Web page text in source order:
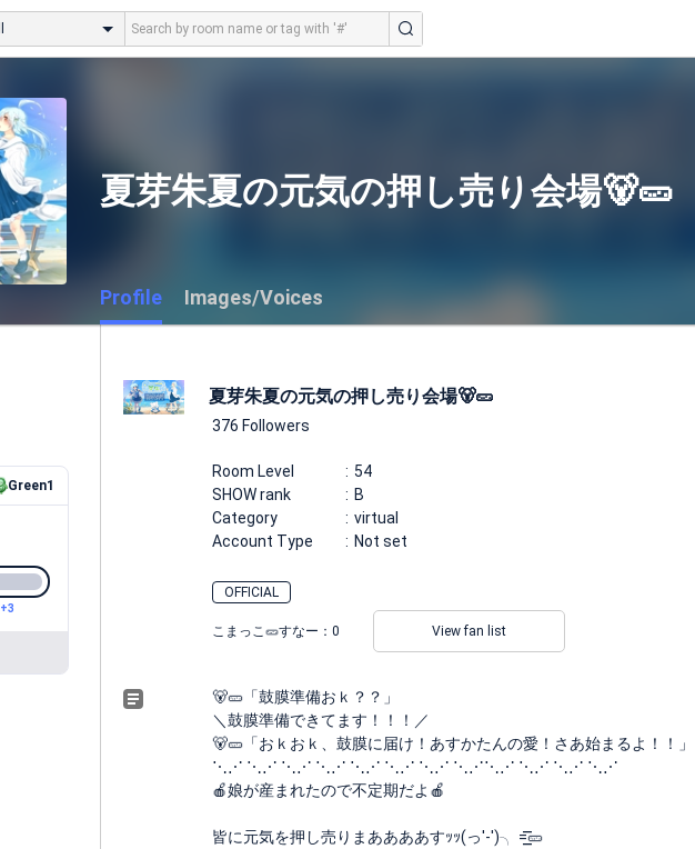
夏芽朱夏の元気の押し売り会場🐻🥒
Profile Images/Voices
Green1
+3
夏芽朱夏の元気の押し売り会場🐻🥒
376 Followers
Room Level
54
SHOW rank
B
Category
virtual
Account Type
Not set
OFFICIAL
こまっこ🥒すなー： 0 View fan list
🐻🥒「鼓膜準備おｋ？？」
＼鼓膜準備できてます！！！／
🐻🥒「おｋおｋ、鼓膜に届け！あすかたんの愛！さあ始まるよ！！」
⋱⋰ ⋱⋰ ⋱⋰ ⋱⋰ ⋱⋰ ⋱⋰ ⋱⋰ ⋱⋰⋱⋰ ⋱⋰ ⋱⋰ ⋱⋰
🍎娘が産まれたので不定期だよ🍎
皆に元気を押し売りまああああすｯｯ(っ'-')╮ =͟͟͞͞🥒